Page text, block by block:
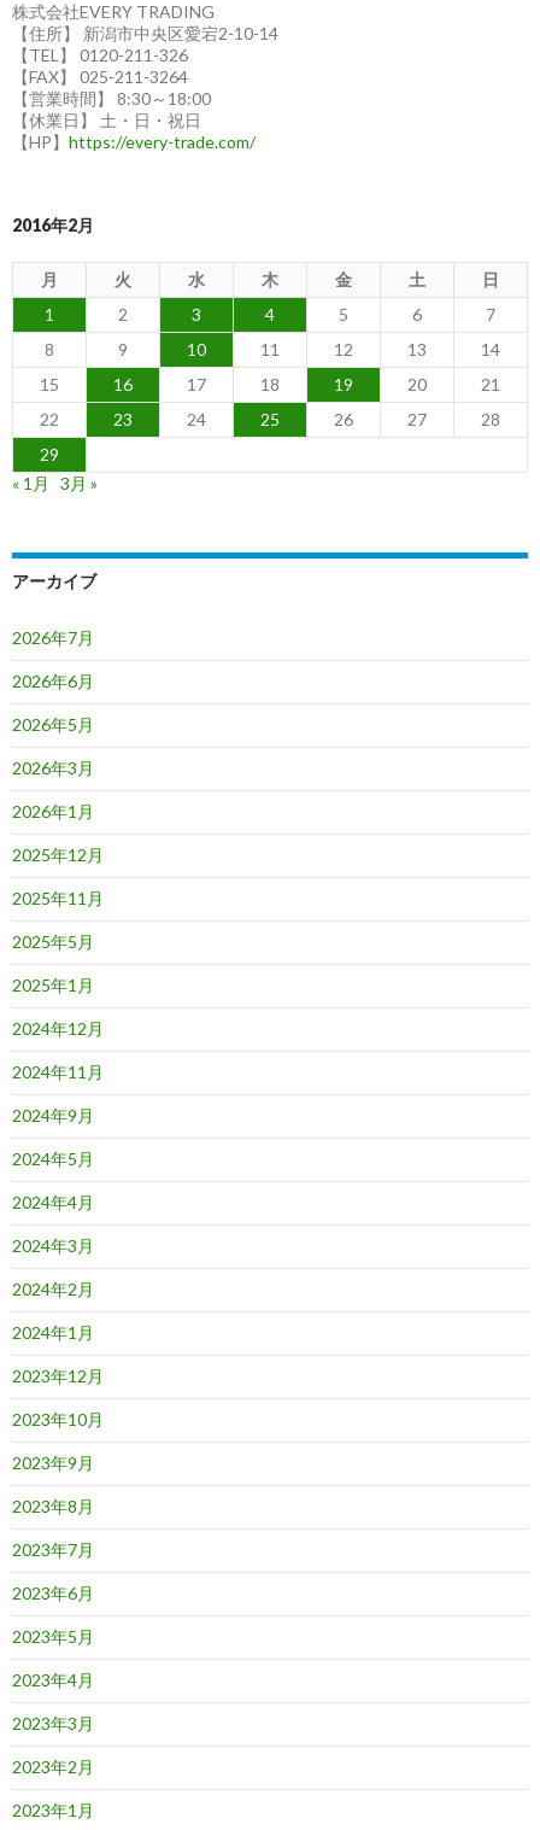
株式会社EVERY TRADING
【住所】 新潟市中央区愛宕2-10-14
【TEL】 0120-211-326
【FAX】 025-211-3264
【営業時間】 8:30～18:00
【休業日】 土・日・祝日
【HP】 https://every-trade.com/
2016年2月
月 火 水 木 金 土
日
1
2 3 4 5 6
7
8
9 10 11 12 13
14
15
16 17 18 19 20
21
22
23 24 25 26 27
28
29
« 1月
3月 »
アーカイブ
2026年7月
2026年6月
2026年5月
2026年3月
2026年1月
2025年12月
2025年11月
2025年5月
2025年1月
2024年12月
2024年11月
2024年9月
2024年5月
2024年4月
2024年3月
2024年2月
2024年1月
2023年12月
2023年10月
2023年9月
2023年8月
2023年7月
2023年6月
2023年5月
2023年4月
2023年3月
2023年2月
2023年1月